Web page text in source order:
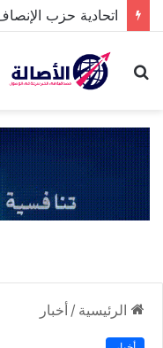
بحث
الرئيسية / أخبار